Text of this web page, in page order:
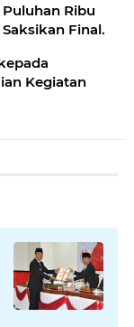
Ribu
Final.
Kegiatan